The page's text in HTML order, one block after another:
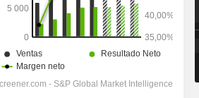
1,3 % 0 % 0 %
8,64x 8,22x
0,99x 0,96x
-19,31x 3,84x